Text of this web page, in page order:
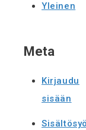
Yleinen
Meta
Kirjaudu
sisään